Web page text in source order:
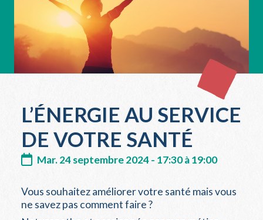
L’ÉNERGIE AU SERVICE
DE VOTRE SANTÉ
Mar. 24 septembre 2024 - 17:30 à 19:00
Vous souhaitez améliorer votre santé mais vous
ne savez pas comment faire ?